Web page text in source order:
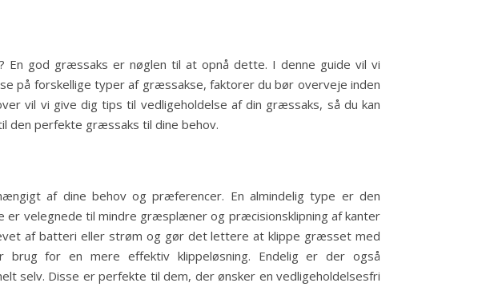
god græssaks er nøglen til at opnå dette. I denne guide vil vi
på forskellige typer af græssakse, faktorer du bør overveje inden
vil vi give dig tips til vedligeholdelse af din græssaks, så du kan
den perfekte græssaks til dine behov.
af dine behov og præferencer. En almindelig type er den
velegnede til mindre græsplæner og præcisionsklipning af kanter
af batteri eller strøm og gør det lettere at klippe græsset med
for en mere effektiv klippeløsning. Endelig er der også
selv. Disse er perfekte til dem, der ønsker en vedligeholdelsesfri